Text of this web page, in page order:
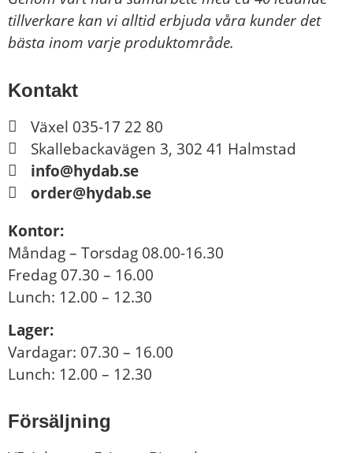
tillverkare kan vi alltid erbjuda våra kunder det
bästa inom varje produktområde.
Kontakt
Växel 035-17 22 80
Skallebackavägen 3, 302 41 Halmstad
info@hydab.se
order@hydab.se
Kontor:
Måndag – Torsdag 08.00-16.30
Fredag 07.30 – 16.00
Lunch: 12.00 – 12.30
Lager:
Vardagar: 07.30 – 16.00
Lunch: 12.00 – 12.30
Försäljning